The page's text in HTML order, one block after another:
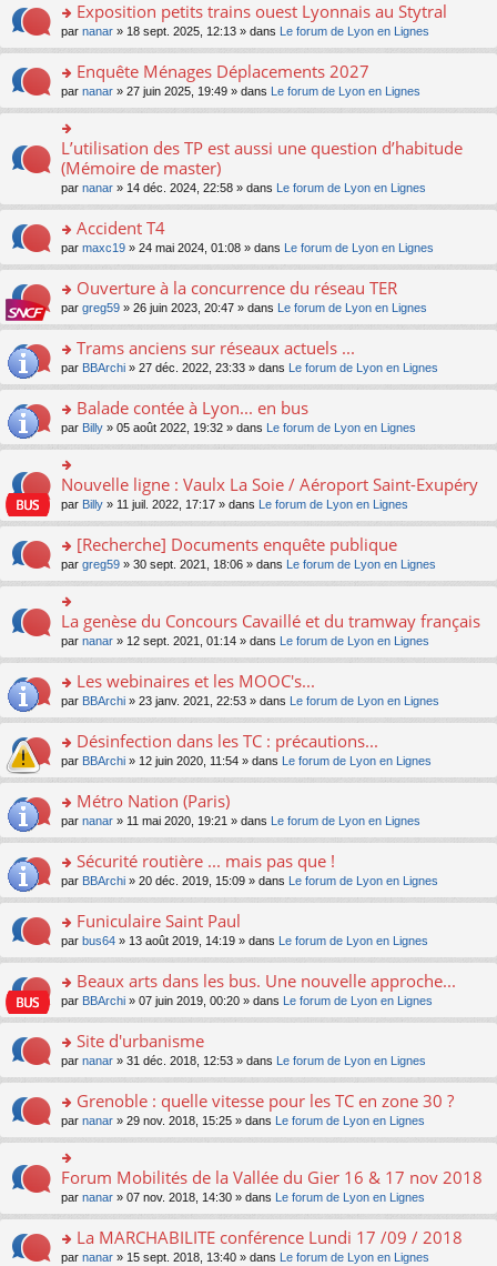
ult
er
le
m
e
s
g
e
n
o
lu
le
pl
u
s
e
nt
o
n
ult
er
le
m
s
a
e
n
o
lu
le
pl
u
s
e
nt
Exposition petits trains ouest Lyonnais au Stytral
par nanar » 18 sept. 2025, 12:13 » dans Le forum de Lyon en Lignes
o
n
s
ult
er
le
m
e
s
a
e
n
o
lu
le
pl
u
s
c
nt
Enquête Ménages Déplacements 2027
par nanar » 27 juin 2025, 19:49 » dans Le forum de Lyon en Lignes
n
s
ult
er
le
m
e
s
a
g
e
n
lu
le
pl
u
s
c
e
nt
L’utilisation des TP est aussi une question d’habitude
(Mémoire de master)
par nanar » 14 déc. 2024, 22:58 » dans Le forum de Lyon en Lignes
o
n
ult
er
le
m
e
a
g
e
n
o
lu
pl
u
s
ré
c
e
nt
Accident T4
par maxc19 » 24 mai 2024, 01:08 » dans Le forum de Lyon en Lignes
o
n
ult
er
le
m
e
s
g
e
n
o
lu
pl
u
s
ré
e
nt
Ouverture à la concurrence du réseau TER
par greg59 » 26 juin 2023, 20:47 » dans Le forum de Lyon en Lignes
o
n
ult
er
le
m
e
s
g
e
n
o
n
le
u
s
ré
e
nt
Trams anciens sur réseaux actuels ...
par BBArchi » 27 déc. 2022, 23:33 » dans Le forum de Lyon en Lignes
o
n
s
ult
er
le
m
e
s
a
e
n
o
n
le
u
s
ré
e
nt
Balade contée à Lyon... en bus
par Billy » 05 août 2022, 19:32 » dans Le forum de Lyon en Lignes
o
n
er
le
m
e
s
a
g
e
n
o
lu
le
pl
u
s
e
nt
Nouvelle ligne : Vaulx La Soie / Aéroport Saint-Exupéry
par Billy » 11 juil. 2022, 17:17 » dans Le forum de Lyon en Lignes
o
n
s
ult
er
le
m
e
s
g
e
n
o
lu
pl
u
s
c
e
nt
[Recherche] Documents enquête publique
par greg59 » 30 sept. 2021, 18:06 » dans Le forum de Lyon en Lignes
n
er
le
m
e
s
a
g
e
n
n
lu
le
pl
u
c
e
nt
La genèse du Concours Cavaillé et du tramway français
par nanar » 12 sept. 2021, 01:14 » dans Le forum de Lyon en Lignes
o
n
ult
er
le
m
e
a
g
e
n
n
le
pl
u
ré
c
e
nt
Les webinaires et les MOOC's...
par BBArchi » 23 janv. 2021, 22:53 » dans Le forum de Lyon en Lignes
o
n
ult
er
le
m
e
a
g
e
n
n
le
pl
u
ré
c
e
nt
Désinfection dans les TC : précautions...
par BBArchi » 12 juin 2020, 11:54 » dans Le forum de Lyon en Lignes
o
n
ult
er
le
m
e
a
g
e
n
n
le
pl
u
s
ré
c
e
nt
Métro Nation (Paris)
par nanar » 11 mai 2020, 19:21 » dans Le forum de Lyon en Lignes
o
n
ult
er
le
m
e
a
g
e
n
n
le
pl
u
s
c
Sécurité routière ... mais pas que !
par BBArchi » 20 déc. 2019, 15:09 » dans Le forum de Lyon en Lignes
o
n
ult
er
le
m
e
a
g
e
n
o
lu
pl
u
Funiculaire Saint Paul
par bus64 » 13 août 2019, 14:19 » dans Le forum de Lyon en Lignes
o
n
ult
er
le
m
e
s
g
e
n
o
Beaux arts dans les bus. Une nouvelle approche...
par BBArchi » 07 juin 2019, 00:20 » dans Le forum de Lyon en Lignes
o
n
ult
er
le
m
e
s
g
e
Site d'urbanisme
par nanar » 31 déc. 2018, 12:53 » dans Le forum de Lyon en Lignes
o
n
s
ult
er
le
m
e
s
Grenoble : quelle vitesse pour les TC en zone 30 ?
par nanar » 29 nov. 2018, 15:25 » dans Le forum de Lyon en Lignes
o
n
er
le
Forum Mobilités de la Vallée du Gier 16 & 17 nov 2018
par nanar » 07 nov. 2018, 14:30 » dans Le forum de Lyon en Lignes
o
La MARCHABILITE conférence Lundi 17 /09 / 2018
par nanar » 15 sept. 2018, 13:40 » dans Le forum de Lyon en Lignes